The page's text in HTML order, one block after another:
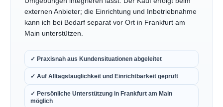
externen Anbieter; die Einrichtung und Inbetriebnahme
kann ich bei Bedarf separat vor Ort in Frankfurt am
Main unterstützen.
✓ Praxisnah aus Kundensituationen abgeleitet
✓ Auf Alltagstauglichkeit und Einrichtbarkeit geprüft
✓ Persönliche Unterstützung in Frankfurt am Main
möglich